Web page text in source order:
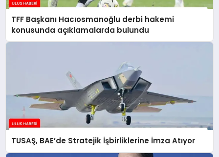
TFF Başkanı Hacıosmanoğlu derbi hakemi
konusunda açıklamalarda bulundu
TUSAŞ, BAE’de Stratejik İşbirliklerine İmza Atıyor